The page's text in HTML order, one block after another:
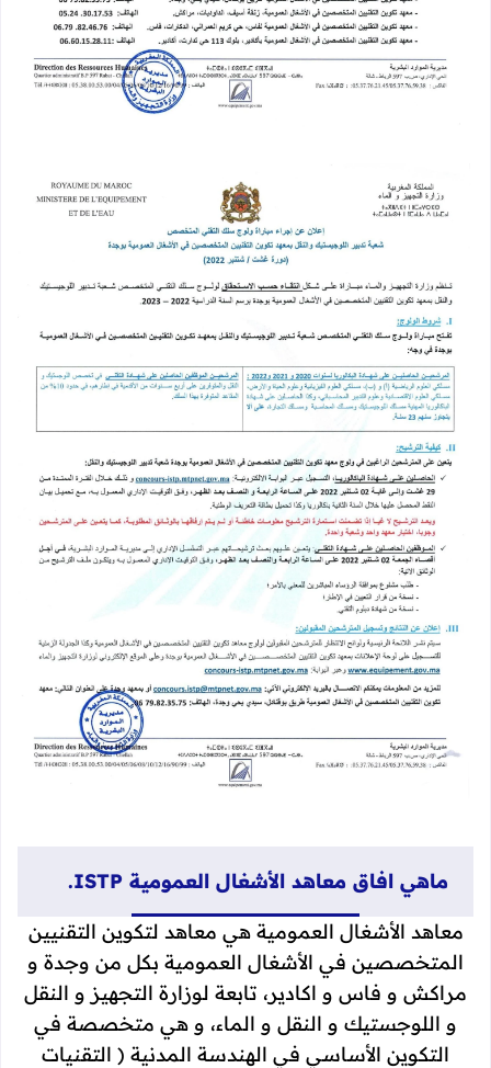
ماهي افاق معاهد الأشغال العمومية ISTP.
معاهد الأشغال العمومية هي معاهد لتكوين التقنيين
المتخصصين في الأشغال العمومية بكل من وجدة و
مراكش و فاس و اكادير، تابعة لوزارة التجهيز و النقل
و اللوجستيك و النقل و الماء، و هي متخصصة في
التكوين الأساسي في الهندسة المدنية ( التقنيات